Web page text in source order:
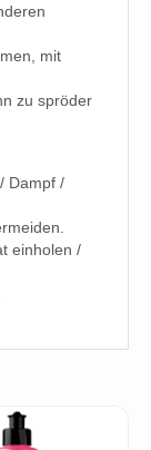
mit
zu spröder
Dampf /
einholen /